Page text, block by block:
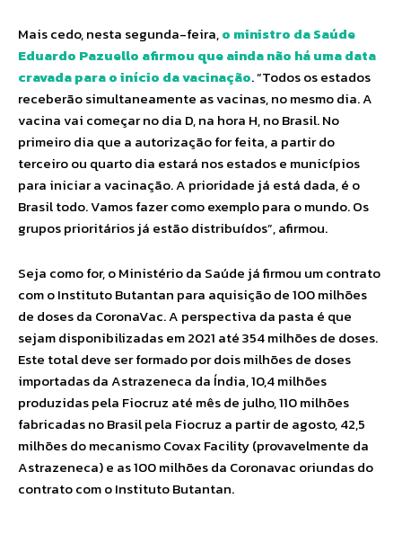
Mais cedo, nesta segunda-feira,o ministro da Saúde
Eduardo Pazuello afirmou que ainda não há uma data
cravada para o início da vacinação. “Todos os estados
receberão simultaneamente as vacinas, no mesmo dia. A
vacina vai começar no dia D, na hora H, no Brasil. No
primeiro dia que a autorização for feita, a partir do
terceiro ou quarto dia estará nos estados e municípios
para iniciar a vacinação. A prioridade já está dada, é o
Brasil todo. Vamos fazer como exemplo para o mundo. Os
grupos prioritários já estão distribuídos”, afirmou.
Seja como for, o Ministério da Saúde já firmou um contrato
com o Instituto Butantan para aquisição de 100 milhões
de doses da CoronaVac. A perspectiva da pasta é que
sejam disponibilizadas em 2021 até 354 milhões de doses.
Este total deve ser formado por dois milhões de doses
importadas da Astrazeneca da Índia, 10,4 milhões
produzidas pela Fiocruz até mês de julho, 110 milhões
fabricadas no Brasil pela Fiocruz a partir de agosto, 42,5
milhões do mecanismo Covax Facility (provavelmente da
Astrazeneca) e as 100 milhões da Coronavac oriundas do
contrato com o Instituto Butantan.